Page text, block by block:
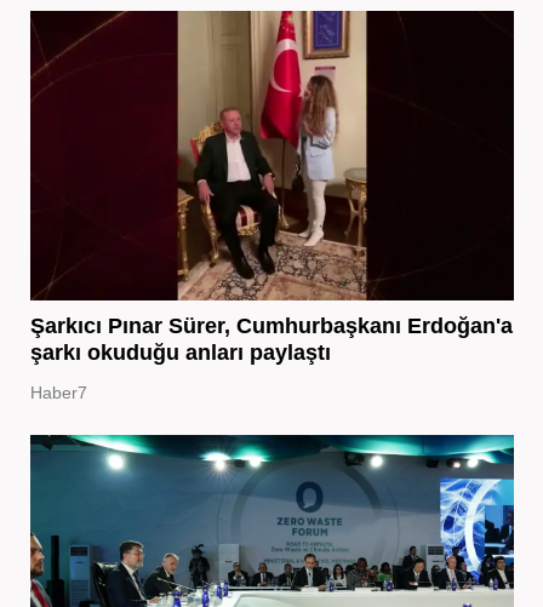
Şarkıcı Pınar Sürer, Cumhurbaşkanı Erdoğan'a
şarkı okuduğu anları paylaştı
Haber7